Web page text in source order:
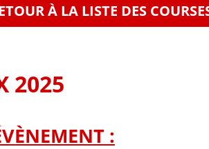
À LA LISTE DES
2025
: